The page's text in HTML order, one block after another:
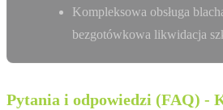
Kompleksowa obsługa
bezgotówkowa likwidacja
Pytania i odpowiedzi (FAQ) -